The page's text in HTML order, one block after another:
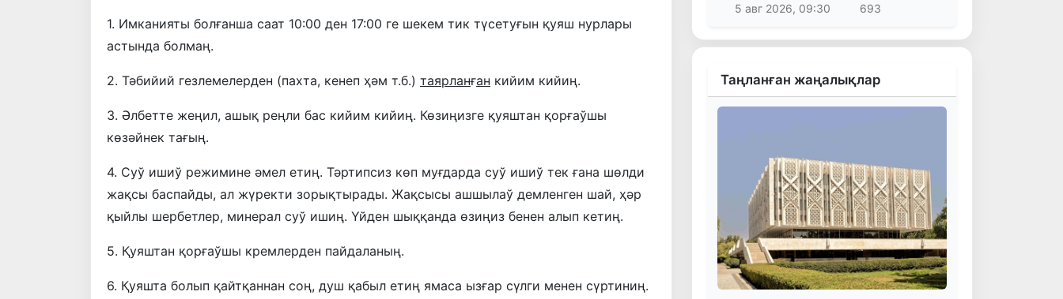
1. Имканияты болғанша саат 10:00 ден 17:00 ге шекем тик түсетуғын қуяш нурлары
астында болмаң.
2. Тәбийий гезлемелерден (пахта, кенеп ҳәм т.б.) таярланған кийим кийиң.
3. Әлбетте жеңил, ашық реңли бас кийим кийиң. Көзиңизге қуяштан қорғаўшы
көзәйнек тағың.
4. Суў ишиў режимине әмел етиң. Тәртипсиз көп муғдарда суў ишиў тек ғана шөлди
жақсы баспайды, ал жүректи зорықтырады. Жақсысы ашшылаў демленген шай, ҳәр
қыйлы шербетлер, минерал суў ишиң. Үйден шыққанда өзиңиз бенен алып кетиң.
5. Қуяштан қорғаўшы кремлерден пайдаланың.
6. Қуяшта болып қайтқаннан соң, душ қабыл етиң ямаса ызғар сүлги менен сүртиниң.
5 авг 2026, 09:30
693
Таңланған жаңалықлар